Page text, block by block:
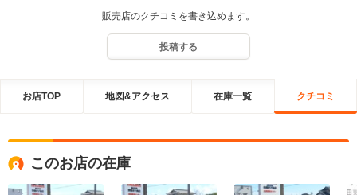
販売店のクチコミを書き込めます。
投稿する
お店TOP 地図&アクセス 在庫一覧 クチコミ
このお店の在庫